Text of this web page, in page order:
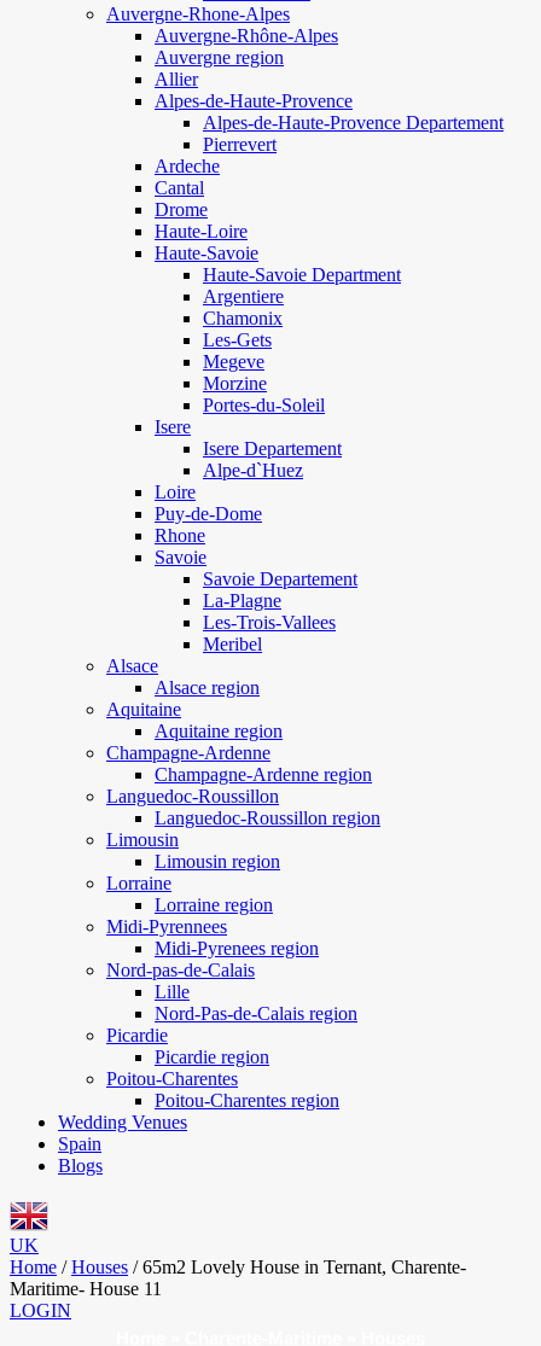
Auvergne-Rhone-Alpes
Auvergne-Rhône-Alpes
Auvergne region
Allier
Alpes-de-Haute-Provence
Alpes-de-Haute-Provence Departement
Pierrevert
Ardeche
Cantal
Drome
Haute-Loire
Haute-Savoie
Haute-Savoie Department
Argentiere
Chamonix
Les-Gets
Megeve
Morzine
Portes-du-Soleil
Isere
Isere Departement
Alpe-d`Huez
Loire
Puy-de-Dome
Rhone
Savoie
Savoie Departement
La-Plagne
Les-Trois-Vallees
Meribel
Alsace
Alsace region
Aquitaine
Aquitaine region
Champagne-Ardenne
Champagne-Ardenne region
Languedoc-Roussillon
Languedoc-Roussillon region
Limousin
Limousin region
Lorraine
Lorraine region
Midi-Pyrennees
Midi-Pyrenees region
Nord-pas-de-Calais
Lille
Nord-Pas-de-Calais region
Picardie
Picardie region
Poitou-Charentes
Poitou-Charentes region
Wedding Venues
Spain
Blogs
UK
Home / Houses / 65m2 Lovely House in Ternant, Charente-
Maritime- House 11
LOGIN